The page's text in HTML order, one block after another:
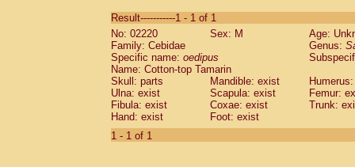
CebidaeSaguinus labiatus(0)
Cebidae Saguinus leucopus (0)
Cebidae
CebidaeSaguinus mystax
Cebidae Saguinus nigricollis (0)
Cebidae Saguinus oedipus
Cebidae Saguinus weddelli
Cebidae Saguinusspp.
Cebidae
Result-----------1 - 1 of 1
No: 02220
Sex: M
Age:
Family: Cebidae
Genus:
Specific name: oedipus
Name: Cotton-top Tamarin
Skull: parts
Mandible: exist
Ulna: exist
Scapula: exist
Femur:
Fibula: exist
Coxae: exist
Trunk:
Hand: exist
Foot: exist
1 - 1 of 1